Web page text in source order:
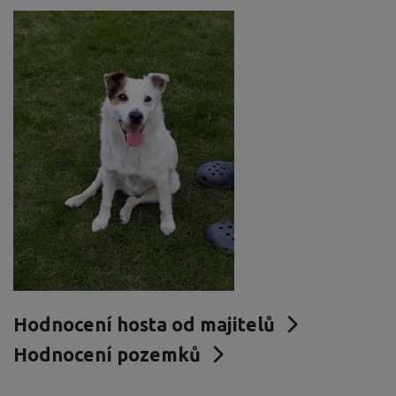
Hodnocení hosta od majitelů
Hodnocení pozemků